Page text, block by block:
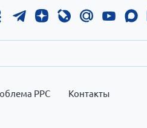
РРС Контакты